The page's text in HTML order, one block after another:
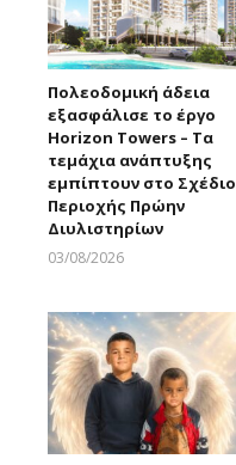
Πολεοδομική άδεια
εξασφάλισε το έργο
Horizon Towers – Τα
τεμάχια ανάπτυξης
εμπίπτουν στο Σχέδιο
Περιοχής Πρώην
Διυλιστηρίων
03/08/2026